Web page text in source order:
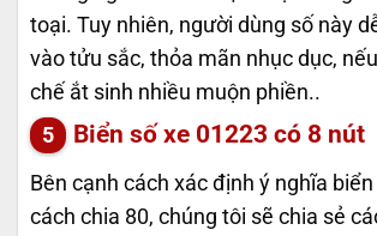
toại. Tuy nhiên, người dùng số này
vào tửu sắc, thỏa mãn nhục dục,
chế ắt sinh nhiều muộn phiền..
Biển số xe 01223 có 8 nút
Bên cạnh cách xác định ý nghĩa
cách chia 80, chúng tôi sẽ chia sẻ